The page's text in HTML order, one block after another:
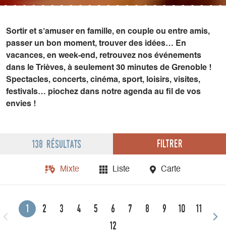
Sortir et s’amuser en famille, en couple ou entre amis,
passer un bon moment, trouver des idées… En
vacances, en week-end, retrouvez nos événements
dans le Trièves, à seulement 30 minutes de Grenoble !
Spectacles, concerts, cinéma, sport, loisirs, visites,
festivals… piochez dans notre agenda au fil de vos
envies !
138 résultats Filtrer
Mixte Liste Carte
1 2 3 4 5 6 7 8 9 10
11
12